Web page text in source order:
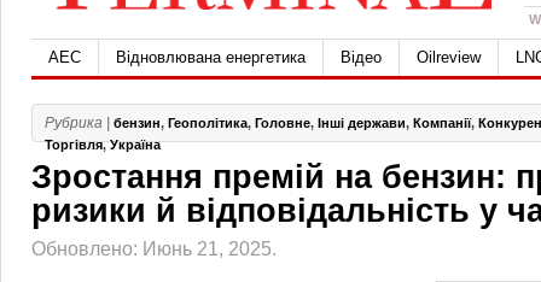
АЕС Відновлювана енергетика Відео Oilreview
Рубрика | бензин, Геополітика, Головне, Інші держави, Компанії,
Торгівля,Україна
Зростання премій на бензин:
ризики й відповідальність у
Обновлено: Июнь 21, 2025.